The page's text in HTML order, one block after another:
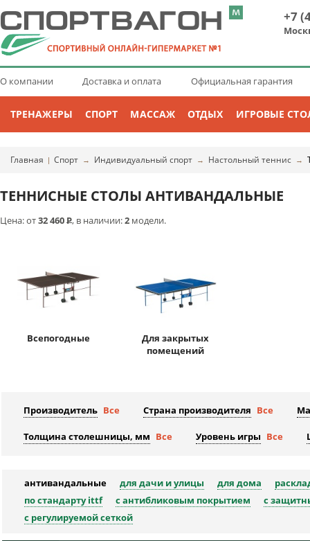
+7
О компании Доставка и оплата Официальная гарантия
ТРЕНАЖЕРЫ СПОРТ МАССАЖ ОТДЫХ ИГРОВЫЕ
Главная | Спорт → Индивидуальный спорт → Настольный теннис →
ТЕННИСНЫЕ СТОЛЫ АНТИВАНДАЛЬНЫЕ
Цена: от32 460Р, в наличии:2 модели.
Всепогодные
Для закрытых
помещений
Производитель Все Страна производителя Все
Толщина столешницы, мм Все Уровень игры Все
антивандальные для дачи и улицы для дома
по стандарту ittf
с антибликовым покрытием
с
с регулируемой сеткой